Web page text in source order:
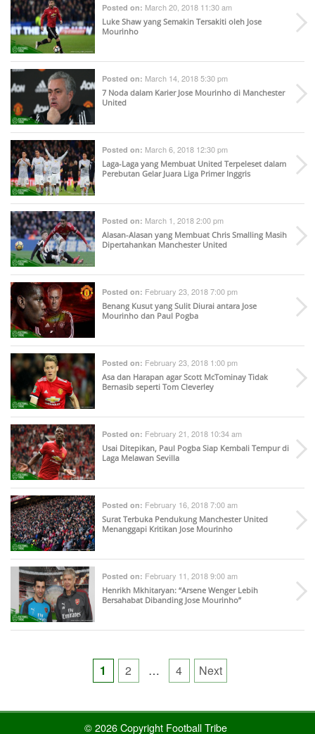
Posted on: March 20, 2018 11:30 am
Luke Shaw yang Semakin Tersakiti oleh Jose
Mourinho
Posted on: March 14, 2018 5:30 pm
7 Noda dalam Karier Jose Mourinho di Manchester
United
Posted on: March 6, 2018 12:30 pm
Laga-Laga yang Membuat United Terpeleset dalam
Perebutan Gelar Juara Liga Primer Inggris
Posted on: March 1, 2018 2:00 pm
Alasan-Alasan yang Membuat Chris Smalling Masih
Dipertahankan Manchester United
Posted on: February 23, 2018 7:00 pm
Benang Kusut yang Sulit Diurai antara Jose
Mourinho dan Paul Pogba
Posted on: February 23, 2018 1:00 pm
Asa dan Harapan agar Scott McTominay Tidak
Bernasib seperti Tom Cleverley
Posted on: February 21, 2018 10:34 am
Usai Ditepikan, Paul Pogba Siap Kembali Tempur di
Laga Melawan Sevilla
Posted on: February 16, 2018 7:00 am
Surat Terbuka Pendukung Manchester United
Menanggapi Kritikan Jose Mourinho
Posted on: February 11, 2018 9:00 am
Henrikh Mkhitaryan: “Arsene Wenger Lebih
Bersahabat Dibanding Jose Mourinho”
Posts
pagination
1 2 … 4 Next
© 2026 Copyright Football Tribe